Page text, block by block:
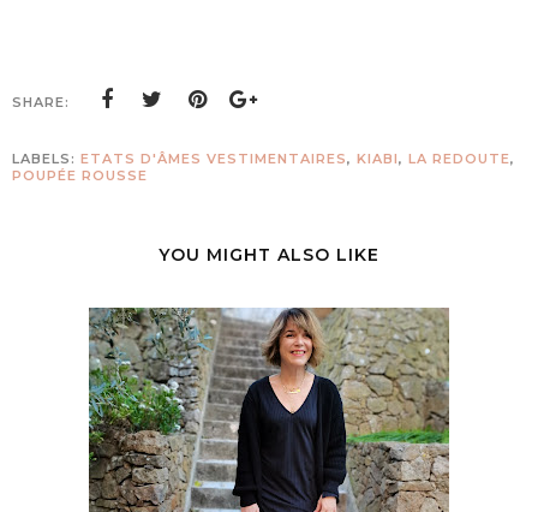
SHARE:
LABELS: ETATS D'ÂMES VESTIMENTAIRES, KIABI, LA REDOUTE,
POUPÉE ROUSSE
YOU MIGHT ALSO LIKE